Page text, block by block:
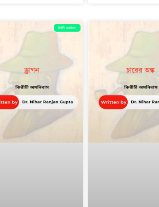
কিরীটী অমনিবাস